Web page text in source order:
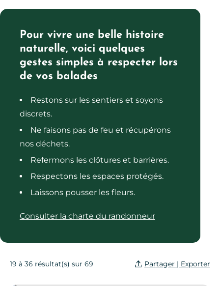
Pour vivre une belle histoire
naturelle, voici quelques
gestes simples à respecter lors
de vos balades
Restons sur les sentiers et soyons
discrets.
Ne faisons pas de feu et récupérons
nos déchets.
Refermons les clôtures et barrières.
Respectons les espaces protégés.
Laissons pousser les fleurs.
Consulter la charte du randonneur
19 à 36 résultat(s) sur 69 Partager | Exporter